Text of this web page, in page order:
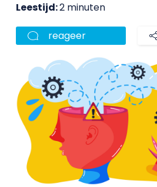
Leestijd:2 minuten
reageer